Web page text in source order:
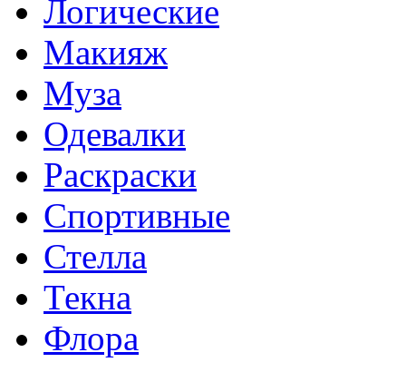
Логические
Макияж
Муза
Одевалки
Раскраски
Спортивные
Стелла
Текна
Флора